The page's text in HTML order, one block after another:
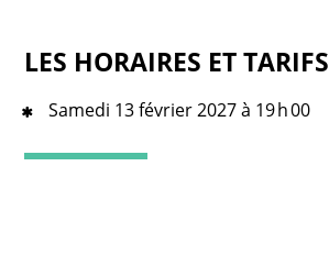
LES HORAIRES ET TARIFS
Samedi 13 février 2027 à 19 h 00